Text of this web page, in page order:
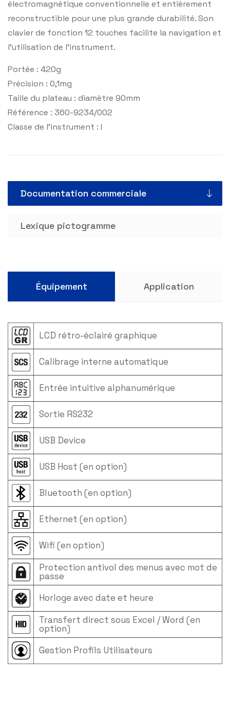
électromagnétique conventionnelle et entièrement
reconstructible pour une plus grande durabilité. Son
clavier de fonction 12 touches facilite la navigation et
l’utilisation de l’instrument.
Portée : 420g
Précision : 0,1mg
Taille du plateau : diamètre 90mm
Référence : 360-9234/002
Classe de l’instrument : I
Documentation commerciale
Lexique pictogramme
Équipement Application
LCD rétro-éclairé graphique
Calibrage interne automatique
Entrée intuitive alphanumérique
Sortie RS232
USB Device
USB Host (en option)
Bluetooth (en option)
Ethernet (en option)
Wifi (en option)
Protection antivol des menus avec mot de
passe
Horloge avec date et heure
Transfert direct sous Excel / Word (en
option)
Gestion Profils Utilisateurs